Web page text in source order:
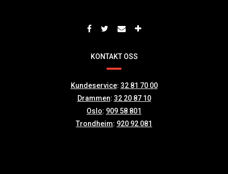
KONTAKT OSS
Kundeservice: 32 81 70 00
Drammen: 32 20 87 10
Oslo: 909 58 801
Trondheim: 920 92 081